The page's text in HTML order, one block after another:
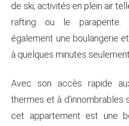
de ski, activités en plein air
rafting ou le parapente.
également une boulangerie
à quelques minutes
Avec son accès rapide
thermes et à d’innombrables
cet appartement est une